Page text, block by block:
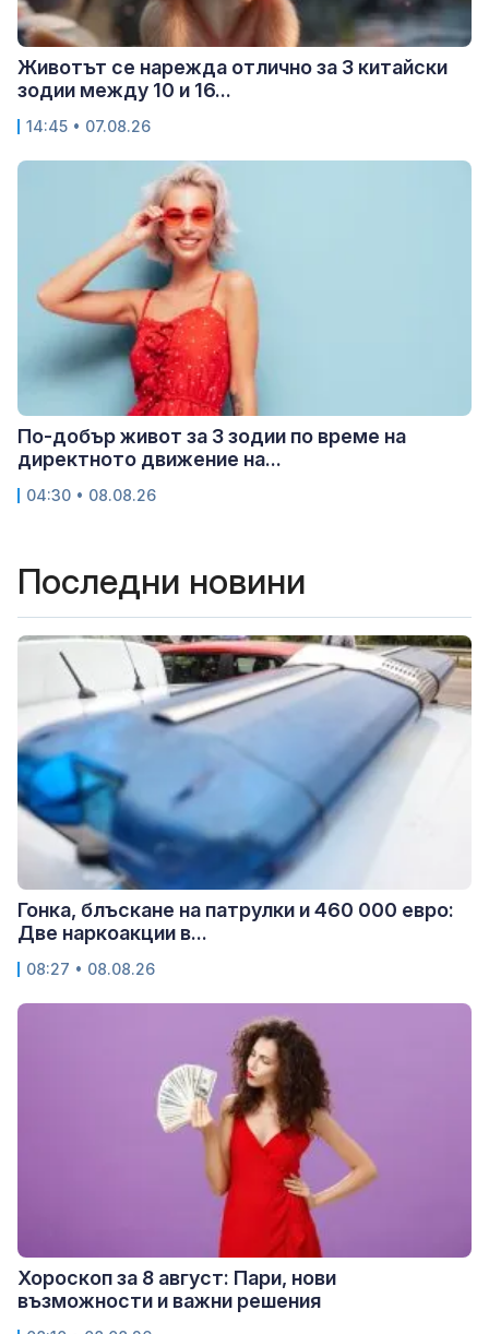
Животът се нарежда отлично за 3 китайски
зодии между 10 и 16...
14:45 • 07.08.26
По-добър живот за 3 зодии по време на
директното движение на...
04:30 • 08.08.26
Последни новини
Гонка, блъскане на патрулки и 460 000 евро:
Две наркоакции в...
08:27 • 08.08.26
Хороскоп за 8 август: Пари, нови
възможности и важни решения